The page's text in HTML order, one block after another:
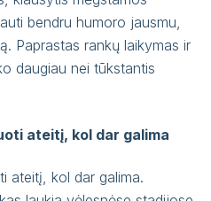
bendru humoro jausmu,
Paprastas rankų laikymas ir
daugiau nei tūkstantis
ateitį, kol dar galima
ateitį, kol dar galima.